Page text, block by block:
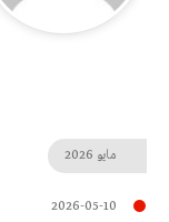
مايو 2026
2026-05-10